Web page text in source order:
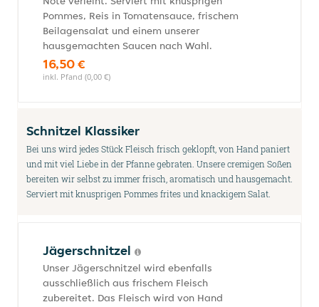
Pommes, Reis in Tomatensauce, frischem
Beilagensalat und einem unserer
hausgemachten Saucen nach Wahl.
16,50 €
inkl. Pfand (0,00 €)
Schnitzel Klassiker
Bei uns wird jedes Stück Fleisch frisch geklopft, von Hand paniert
und mit viel Liebe in der Pfanne gebraten. Unsere cremigen Soßen
bereiten wir selbst zu immer frisch, aromatisch und hausgemacht.
Serviert mit knusprigen Pommes frites und knackigem Salat.
Jägerschnitzel
Unser Jägerschnitzel wird ebenfalls
ausschließlich aus frischem Fleisch
zubereitet. Das Fleisch wird von Hand